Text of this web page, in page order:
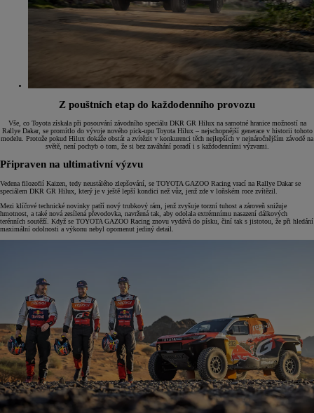
Z pouštních etap do každodenního provozu
Vše, co Toyota získala při posouvání závodního speciálu DKR GR Hilux na samotné hranice možností na
Rallye Dakar, se promítlo do vývoje nového pick-upu Toyota Hilux – nejschopnější generace v historii tohoto
modelu. Protože pokud Hilux dokáže obstát a zvítězit v konkurenci těch nejlepších v nejnáročnějším závodě na
světě, není pochyb o tom, že si bez zaváhání poradí i s každodenními výzvami.
Připraven na ultimativní výzvu
Vedena filozofií Kaizen, tedy neustálého zlepšování, se TOYOTA GAZOO Racing vrací na Rallye Dakar se
speciálem DKR GR Hilux, který je v ještě lepší kondici než vůz, jenž zde v loňském roce zvítězil.
Mezi klíčové technické novinky patří nový trubkový rám, jenž zvyšuje torzní tuhost a zároveň snižuje
hmotnost, a také nová zesílená převodovka, navržená tak, aby odolala extrémnímu nasazení dálkových
terénních soutěží. Když se TOYOTA GAZOO Racing znovu vydává do písku, činí tak s jistotou, že při hledání
maximální odolnosti a výkonu nebyl opomenut jediný detail.